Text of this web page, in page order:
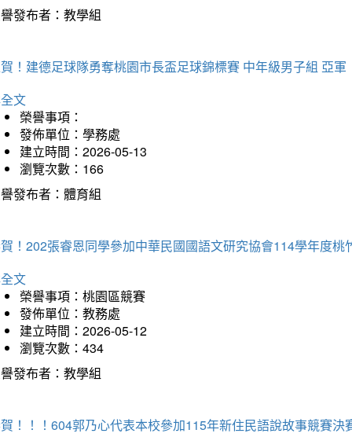
發布者：教學組
！建德足球隊勇奪桃園市長盃足球錦標賽 中年級男子組 亞軍
文
榮譽事項：
發佈單位：學務處
建立時間：2026-05-13
瀏覽次數：166
發布者：體育組
！202張睿恩同學參加中華民國國語文研究協會114學年度
文
榮譽事項：桃園區競賽
發佈單位：教務處
建立時間：2026-05-12
瀏覽次數：434
發布者：教學組
！！！604郭乃心代表本校參加115年新住民語說故事競賽決